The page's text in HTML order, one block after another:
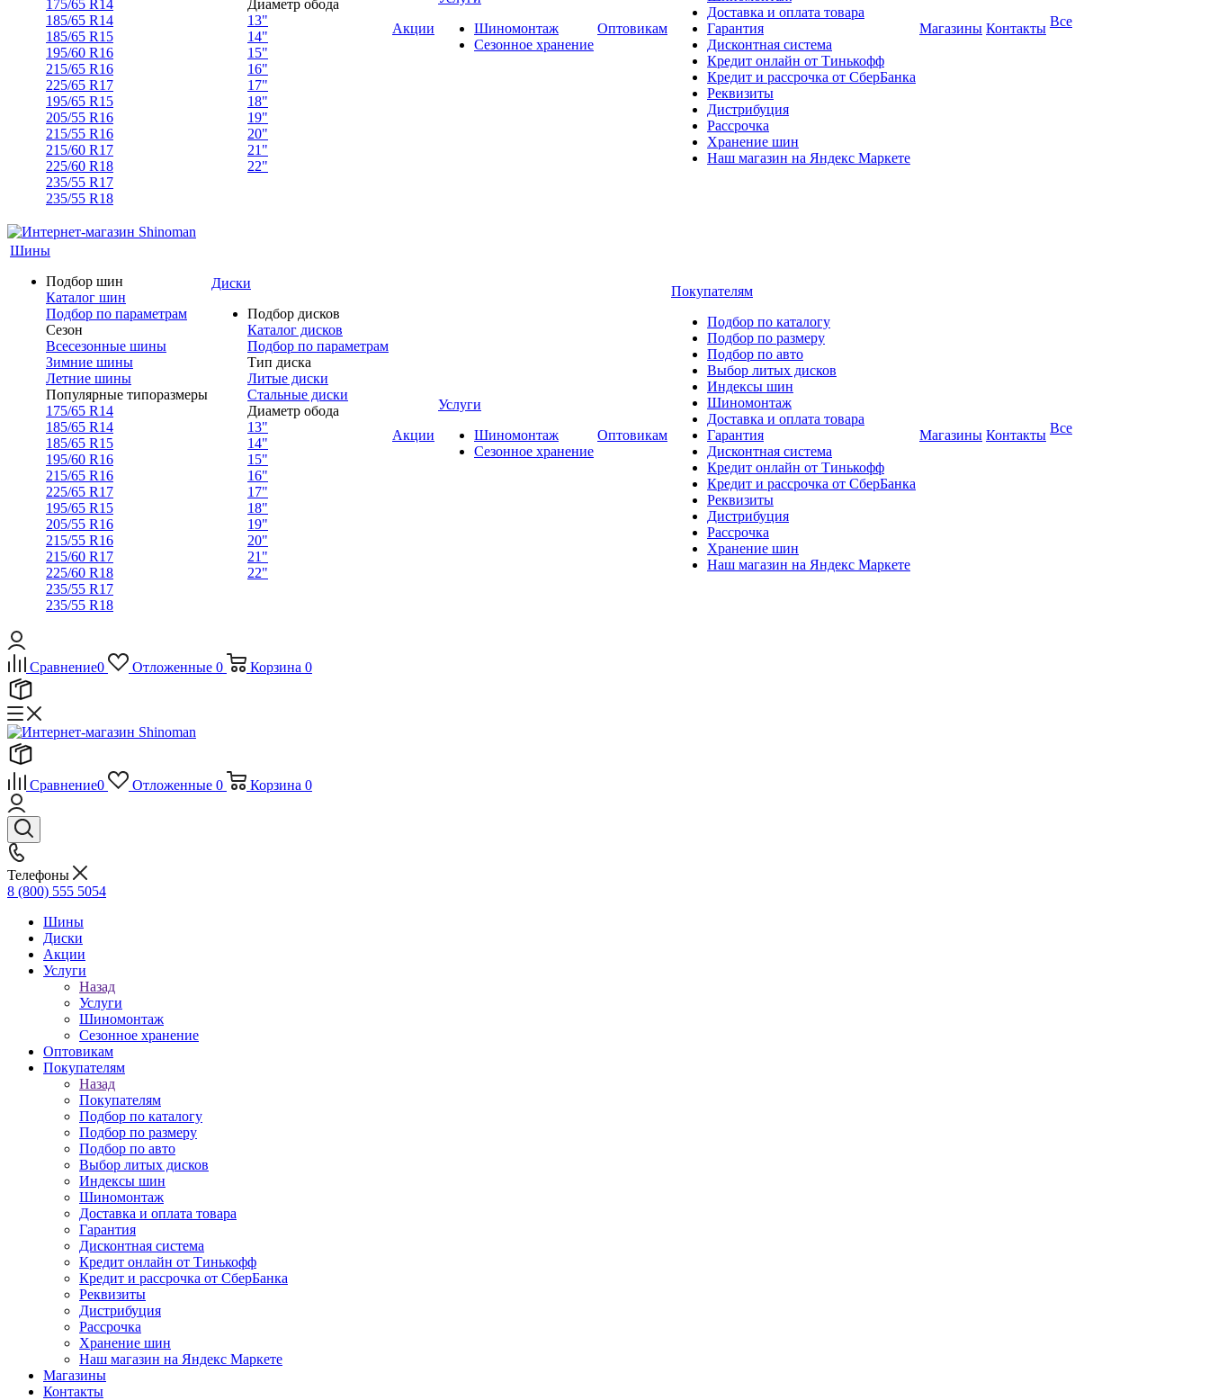
175/65 R14
185/65 R14
185/65 R15
195/60 R16
215/65 R16
225/65 R17
195/65 R15
205/55 R16
215/55 R16
215/60 R17
225/60 R18
235/55 R17
235/55 R18
Диаметр обода
13"
14"
15"
16"
17"
18"
19"
20"
21"
22"
Акции
Шиномонтаж
Сезонное хранение
Оптовикам
Доставка и оплата товара
Гарантия
Дисконтная система
Кредит онлайн от Тинькофф
Кредит и рассрочка от СберБанка
Реквизиты
Дистрибуция
Рассрочка
Хранение шин
Наш магазин на Яндекс Маркете
Магазины Контакты Все
Шины
Подбор шин
Каталог шин
Подбор по параметрам
Сезон
Всесезонные шины
Зимние шины
Летние шины
Популярные типоразмеры
175/65 R14
185/65 R14
185/65 R15
195/60 R16
215/65 R16
225/65 R17
195/65 R15
205/55 R16
215/55 R16
215/60 R17
225/60 R18
235/55 R17
235/55 R18
Диски
Подбор дисков
Каталог дисков
Подбор по параметрам
Тип диска
Литые диски
Стальные диски
Диаметр обода
13"
14"
15"
16"
17"
18"
19"
20"
21"
22"
Акции
Услуги
Шиномонтаж
Сезонное хранение
Оптовикам
Покупателям
Подбор по каталогу
Подбор по размеру
Подбор по авто
Выбор литых дисков
Индексы шин
Шиномонтаж
Доставка и оплата товара
Гарантия
Дисконтная система
Кредит онлайн от Тинькофф
Кредит и рассрочка от СберБанка
Реквизиты
Дистрибуция
Рассрочка
Хранение шин
Наш магазин на Яндекс Маркете
Магазины Контакты Все
Сравнение0 Отложенные 0 Корзина 0
Сравнение0 Отложенные 0 Корзина 0
Телефоны
8 (800) 555 5054
Шины
Диски
Акции
Услуги
Назад
Услуги
Шиномонтаж
Сезонное хранение
Оптовикам
Покупателям
Назад
Покупателям
Подбор по каталогу
Подбор по размеру
Подбор по авто
Выбор литых дисков
Индексы шин
Шиномонтаж
Доставка и оплата товара
Гарантия
Дисконтная система
Кредит онлайн от Тинькофф
Кредит и рассрочка от СберБанка
Реквизиты
Дистрибуция
Рассрочка
Хранение шин
Наш магазин на Яндекс Маркете
Магазины
Контакты